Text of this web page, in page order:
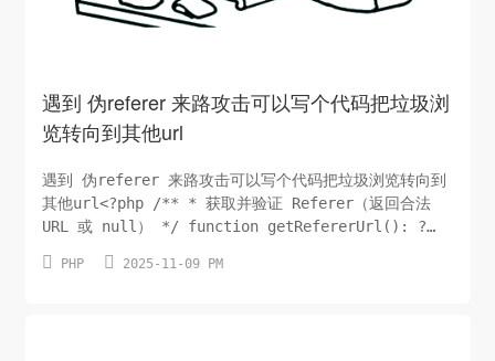
遇到 伪referer 来路攻击可以写个代码把垃圾浏
览转向到其他url
遇到 伪referer 来路攻击可以写个代码把垃圾浏览转向到
其他url<?php /** * 获取并验证 Referer（返回合法
URL 或 null） */ function getRefererUrl(): ?
return null; $url =
 PHP  2025-11-09 PM